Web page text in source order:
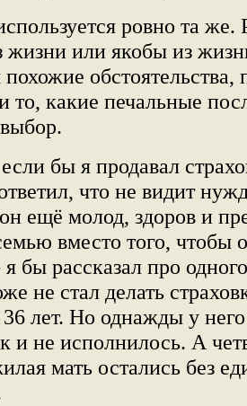
ровно та же.
жизни или якобы из
то, какие печальные
бы я продавал
что не видит
ещё молод, здоров и
вместо того, чтобы
бы рассказал про
не стал делать
лет. Но однажды у
и не исполнилось. А
мать остались без